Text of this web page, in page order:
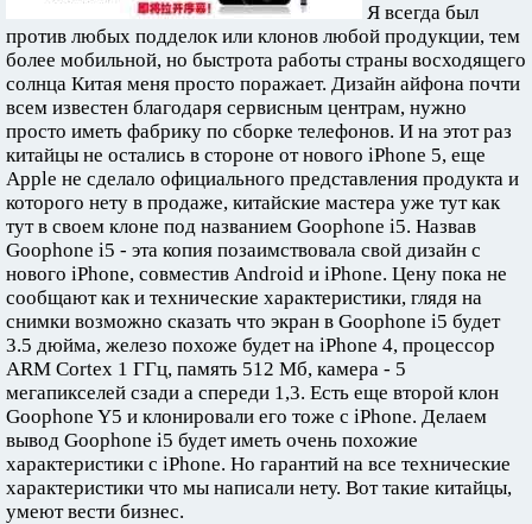
Я всегда был
против любых подделок или клонов любой продукции, тем
более мобильной, но быстрота работы страны восходящего
солнца Китая меня просто поражает. Дизайн айфона почти
всем известен благодаря сервисным центрам, нужно
просто иметь фабрику по сборке телефонов. И на этот раз
китайцы не остались в стороне от нового iPhone 5, еще
Apple не сделало официального представления продукта и
которого нету в продаже, китайские мастера уже тут как
тут в своем клоне под названием Goophone i5. Назвав
Goophone i5 - эта копия позаимствовала свой дизайн с
нового iPhone, совместив Android и iPhone. Цену пока не
сообщают как и технические характеристики, глядя на
снимки возможно сказать что экран в Goophone i5 будет
3.5 дюйма, железо похоже будет на iPhone 4, процессор
ARM Cortex 1 ГГц, память 512 Мб, камера - 5
мегапикселей сзади а спереди 1,3. Есть еще второй клон
Goophone Y5 и клонировали его тоже с iPhone. Делаем
вывод Goophone i5 будет иметь очень похожие
характеристики с iPhone. Но гарантий на все технические
характеристики что мы написали нету. Вот такие китайцы,
умеют вести бизнес.